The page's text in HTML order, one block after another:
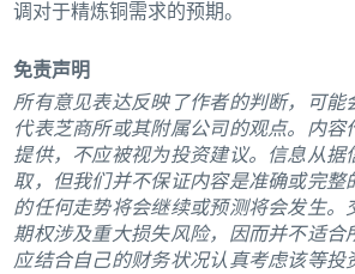
调对于精炼铜需求的预期。
免责声明
所有意见表达反映了作者的判断，可能
代表芝商所或其附属公司的观点。内容
提供，不应被视为投资建议。信息从据
取，但我们并不保证内容是准确或完整
的任何走势将会继续或预测将会发生。
期权涉及重大损失风险，因而并不适合
应结合自己的财务状况认真考虑该等投